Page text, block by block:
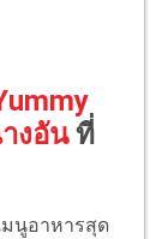
งอันที่
มนูอาหารสุด